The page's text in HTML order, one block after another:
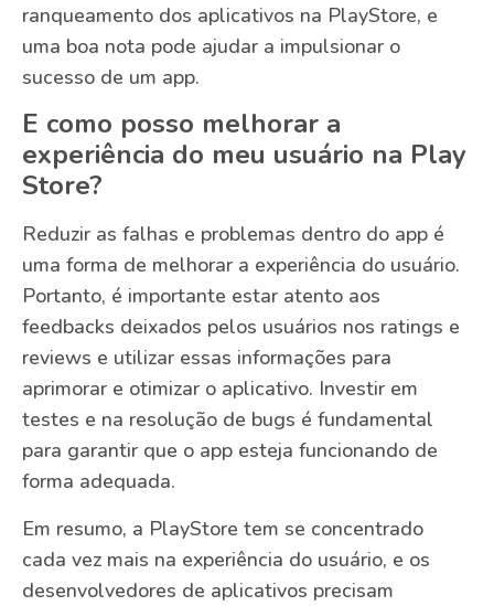
ranqueamento dos aplicativos na PlayStore, e
uma boa nota pode ajudar a impulsionar o
sucesso de um app.
E como posso melhorar a
experiência do meu usuário na Play
Store?
Reduzir as falhas e problemas dentro do app é
uma forma de melhorar a experiência do usuário.
Portanto, é importante estar atento aos
feedbacks deixados pelos usuários nos ratings e
reviews e utilizar essas informações para
aprimorar e otimizar o aplicativo. Investir em
testes e na resolução de bugs é fundamental
para garantir que o app esteja funcionando de
forma adequada.
Em resumo, a PlayStore tem se concentrado
cada vez mais na experiência do usuário, e os
desenvolvedores de aplicativos precisam